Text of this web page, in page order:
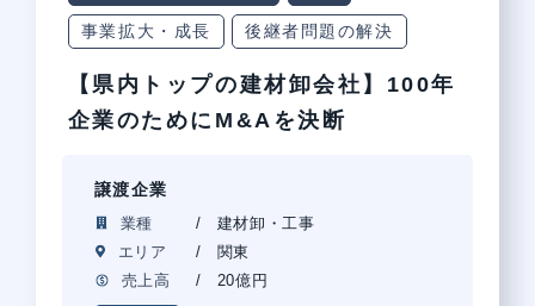
事業拡大・成長 後継者問題の解決
【県内トップの建材卸会社】100年
企業のためにM&Aを決断
譲渡企業
業種
建材卸・工事
エリア
関東
売上高
20億円